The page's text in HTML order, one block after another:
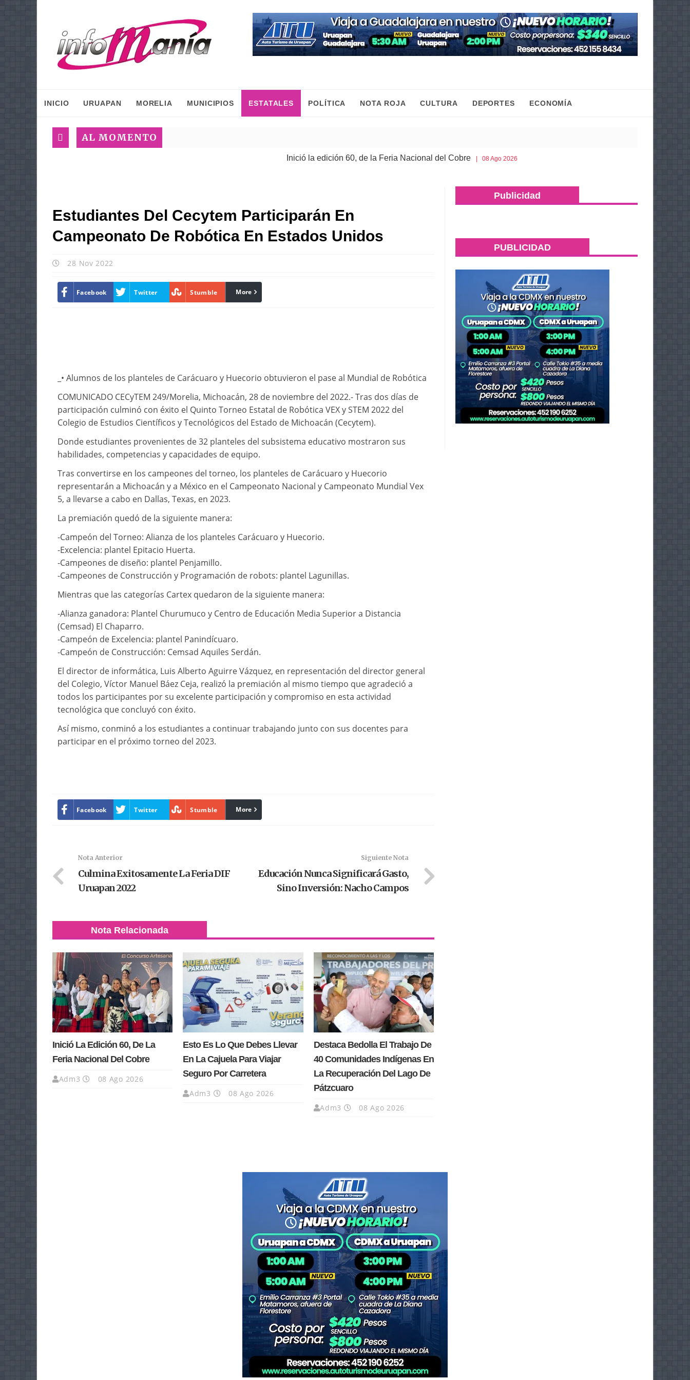
INICIO URUAPAN MORELIA MUNICIPIOS ESTATALES POLÍTICA NOTA ROJA CULTURA DEPORTES ECONOMÍA
AL MOMENTO
Inició la edición 60, de la Feria Nacional del Cobre | 08 Ago 2026 Esto es lo que debes llevar en la cajuela para viajar
Estudiantes Del Cecytem Participarán En
Campeonato De Robótica En Estados Unidos
28 Nov 2022
Facebook Twitter Stumble linkedin
More
_• Alumnos de los planteles de Carácuaro y Huecorio obtuvieron el pase al Mundial de Robótica
COMUNICADO CECyTEM 249/Morelia, Michoacán, 28 de noviembre del 2022.- Tras dos días de
participación culminó con éxito el Quinto Torneo Estatal de Robótica VEX y STEM 2022 del
Colegio de Estudios Científicos y Tecnológicos del Estado de Michoacán (Cecytem).
Donde estudiantes provenientes de 32 planteles del subsistema educativo mostraron sus
habilidades, competencias y capacidades de equipo.
Tras convertirse en los campeones del torneo, los planteles de Carácuaro y Huecorio
representarán a Michoacán y a México en el Campeonato Nacional y Campeonato Mundial Vex
5, a llevarse a cabo en Dallas, Texas, en 2023.
La premiación quedó de la siguiente manera:
-Campeón del Torneo: Alianza de los planteles Carácuaro y Huecorio.
-Excelencia: plantel Epitacio Huerta.
-Campeones de diseño: plantel Penjamillo.
-Campeones de Construcción y Programación de robots: plantel Lagunillas.
Mientras que las categorías Cartex quedaron de la siguiente manera:
-Alianza ganadora: Plantel Churumuco y Centro de Educación Media Superior a Distancia
(Cemsad) El Chaparro.
-Campeón de Excelencia: plantel Panindícuaro.
-Campeón de Construcción: Cemsad Aquiles Serdán.
El director de informática, Luis Alberto Aguirre Vázquez, en representación del director general
del Colegio, Víctor Manuel Báez Ceja, realizó la premiación al mismo tiempo que agradeció a
todos los participantes por su excelente participación y compromiso en esta actividad
tecnológica que concluyó con éxito.
Así mismo, conminó a los estudiantes a continuar trabajando junto con sus docentes para
participar en el próximo torneo del 2023.
Facebook Twitter Stumble linkedin
More
Nota Anterior
Culmina Exitosamente La Feria DIF
Uruapan 2022
Siguiente Nota
Educación Nunca Significará Gasto,
Sino Inversión: Nacho Campos
Nota Relacionada
Inició La Edición 60, De La
Feria Nacional Del Cobre
Adm3 08 Ago 2026
Esto Es Lo Que Debes Llevar
En La Cajuela Para Viajar
Seguro Por Carretera
Adm3 08 Ago 2026
Destaca Bedolla El Trabajo De
40 Comunidades Indígenas En
La Recuperación Del Lago De
Pátzcuaro
Adm3 08 Ago 2026
Publicidad
PUBLICIDAD